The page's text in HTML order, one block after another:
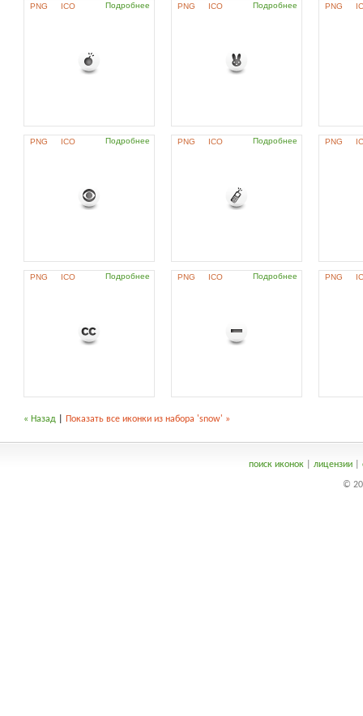
PNG ICO Подробнее PNG ICO Подробнее PNG
PNG ICO Подробнее PNG ICO Подробнее PNG
PNG ICO Подробнее PNG ICO Подробнее PNG
« Назад Показать все иконки из набора 'snow' »
поиск иконок| лицензии|
©